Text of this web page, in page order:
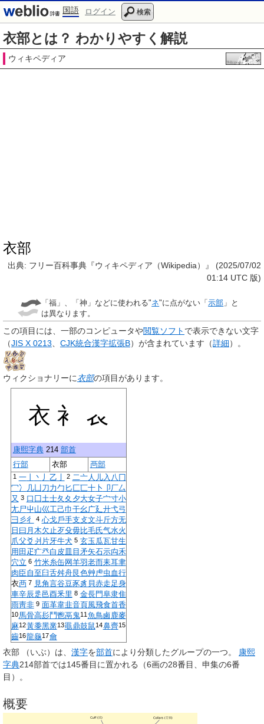
国語 ログイン 検索
衣部とは？ わかりやすく解説
ウィキペディア
衣部
出典: フリー百科事典『ウィキペディア（Wikipedia）』 (2025/07/02
01:14 UTC 版)
「福」、「神」などに使われる"ネ"に点がない「示部 」と
は異なります。
この項目には、一部のコンピュータや閲覧ソフト で表示できない文字
（JIS X 0213 CJK統合漢字拡張B）が含まれています （詳細） 。
ウィクショナリーに衣部の項目があります。
衣衤 𧘇
康熙字典214 部首
行部
衣部 襾部
1 一丨 丶 丿 乙 2 二亠人 儿入 八
冖冫 几凵 刀 力勹 匕 匚匸十卜 卩厂 厶
又 3 口 囗土士夂 夊 夕大女子宀寸小
尢尸屮 山巛工己巾干幺广廴 廾弋弓
彐 彡彳 4 心戈戶手支 攴文斗斤方无
日 曰 月 木欠止歹殳毋比毛氏气水火
爪父爻 爿 片牙牛犬 5 玄玉 瓜 瓦甘生
用 田 疋疒癶白 皮 目 矛矢石示禸禾
穴立 6 竹米糸缶网 羊羽老而耒耳聿
肉 臣 自 至 臼 舌舛舟艮 色艸虍虫血行
衣襾 7 見角言谷豆豕豸 貝赤走足身
車辛辰辵邑酉釆里 8 金長門阜隶隹
雨靑非 9 面革韋韭音頁 風飛食首香
10馬骨高髟鬥鬯鬲 鬼11 魚鳥鹵鹿麥
麻12黃黍黑黹13黽鼎鼓鼠14鼻齊15
齒16龍龜17龠
衣部 （いぶ） は、 漢字を部首により分類したグループの一つ。 康熙
字典214部首では145番目に置かれる（6画の28番目、申集の6番
目）。
概要